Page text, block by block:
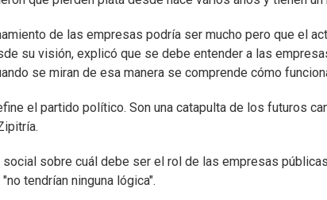
de las empresas podría ser mucho pero que el
su visión, explicó que se debe entender a las
se miran de esa manera se comprende cómo
el partido político. Son una catapulta de los futuros
sobre cuál debe ser el rol de las empresas
tendrían ninguna lógica".